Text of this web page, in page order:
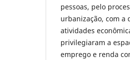
pessoas, pelo
urbanização, com a
atividades
privilegiaram a
emprego e renda